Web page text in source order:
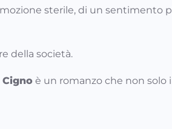
sterile, di un sentimento
della società.
Cigno è un romanzo che non